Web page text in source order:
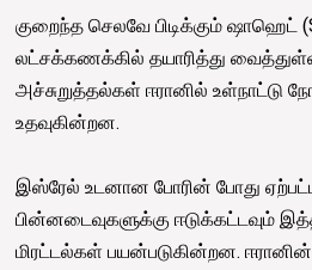
குறைந்த செலவே பிடிக்கும் ஷாஹெட்
லட்சக்கணக்கில் தயாரித்து
அச்சுறுத்தல்கள் ஈரானில் உள்நாட்டு
உதவுகின்றன.
இஸ்ரேல் உடனான போரின் போது
பின்னடைவுகளுக்கு ஈடுக்கட்டவும்
மிரட்டல்கள் பயன்படுகின்றன. ஈரானின்